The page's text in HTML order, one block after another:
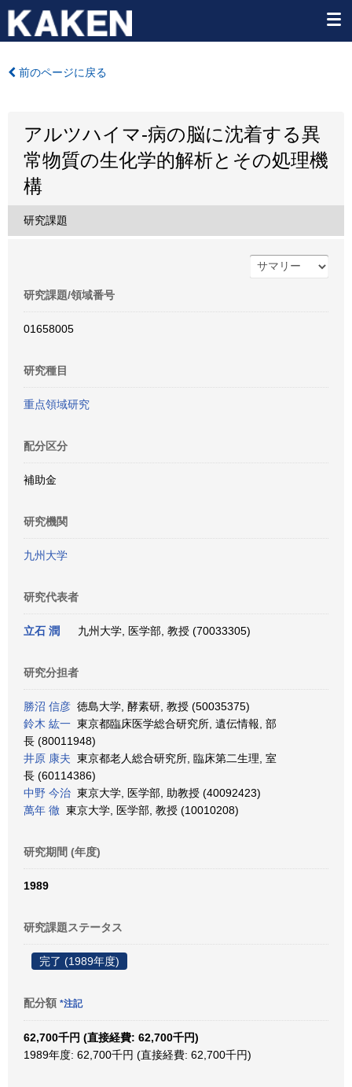
前のページに戻る
アルツハイマ-病の脳に沈着する異
常物質の生化学的解析とその処理機
構
研究課題
研究課題/領域番号
01658005
研究種目
重点領域研究
配分区分
補助金
研究機関
九州大学
研究代表者
立石 潤 九州大学, 医学部, 教授 (70033305)
研究分担者
勝沼 信彦 徳島大学, 酵素研, 教授 (50035375)
鈴木 紘一 東京都臨床医学総合研究所, 遺伝情報, 部
長 (80011948)
井原 康夫 東京都老人総合研究所, 臨床第二生理, 室
長 (60114386)
中野 今治 東京大学, 医学部, 助教授 (40092423)
萬年 徹 東京大学, 医学部, 教授 (10010208)
研究期間 (年度)
1989
研究課題ステータス
完了 (1989年度)
配分額 *注記
62,700千円 (直接経費: 62,700千円)
1989年度: 62,700千円 (直接経費: 62,700千円)